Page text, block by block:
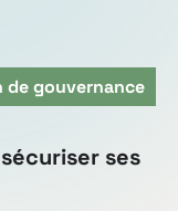
de gouvernance
ses